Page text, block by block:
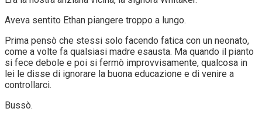
Aveva sentito Ethan piangere troppo a lungo.
Prima pensò che stessi solo facendo fatica con un neonato,
come a volte fa qualsiasi madre esausta. Ma quando il pianto
si fece debole e poi si fermò improvvisamente, qualcosa in
lei le disse di ignorare la buona educazione e di venire a
controllarci.
Bussò.